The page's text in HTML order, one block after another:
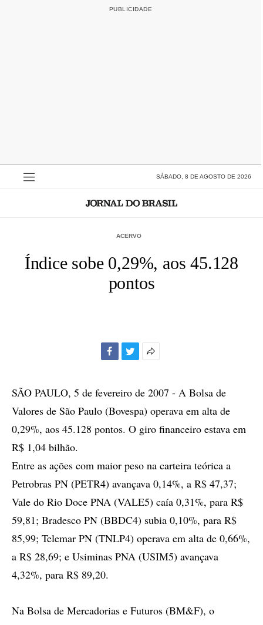
SÁBADO, 8 DE AGOSTO DE 2026
ACERVO
Índice sobe 0,29%, aos 45.128
pontos
compartilhamento
SÃO PAULO, 5 de fevereiro de 2007 - A Bolsa de
Valores de São Paulo (Bovespa) operava em alta de
0,29%, aos 45.128 pontos. O giro financeiro estava em
R$ 1,04 bilhão.
Entre as ações com maior peso na carteira teórica a
Petrobras PN (PETR4) avançava 0,14%, a R$ 47,37;
Vale do Rio Doce PNA (VALE5) caía 0,31%, para R$
59,81; Bradesco PN (BBDC4) subia 0,10%, para R$
85,99; Telemar PN (TNLP4) operava em alta de 0,66%,
a R$ 28,69; e Usiminas PNA (USIM5) avançava
4,32%, para R$ 89,20.
Na Bolsa de Mercadorias e Futuros (BM&F), o